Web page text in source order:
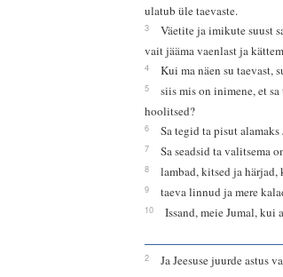
ulatub üle taevaste.
3
Väetite ja imikute suust
vait jääma vaenlast ja
4 Kui ma näen su taevast,
5
siis mis on inimene, et
hoolitsed?
6 Sa tegid ta pisut
7 Sa seadsid ta valitsema
8 lambad, kitsed ja
9 taeva linnud ja mere
10 Issand, meie Jumal,
2
Ja Jeesuse juurde astus